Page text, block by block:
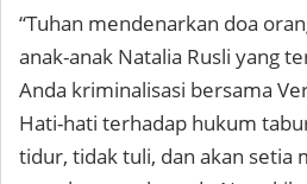
“Tuhan mendenarkan doa
anak-anak Natalia Rusli yang
Anda kriminalisasi bersama
Hati-hati terhadap hukum
tidur, tidak tuli, dan akan setia